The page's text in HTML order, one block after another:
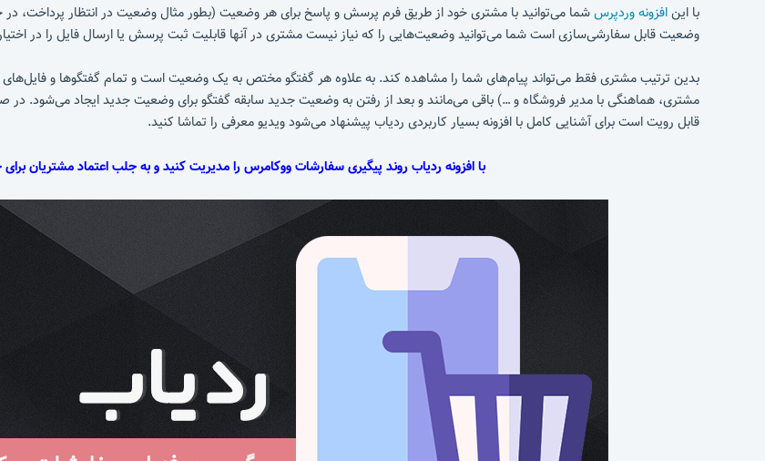
با اینافزونه وردپرسشما می‌توانید با مشتری خود از طریق فرم پرسش و پاسخ برای هر وضعیت (بطور مثال وضعیت در انتظار پرداخت، در
وضعیت قابل سفارشی‌سازی است شما می‌توانید وضعیت‌هایی را که نیاز نیست مشتری در آنها قابلیت ثبت پرسش یا ارسال فایل را در
بدین ترتیب مشتری فقط می‌تواند پیام‌های شما را مشاهده کند. به علاوه هر گفتگو مختص به یک وضعیت است و تمام گفتگوها و
مشتری، هماهنگی با مدیر فروشگاه و …) باقی می‌مانند و بعد از رفتن به وضعیت جدید سابقه گفتگو برای وضعیت جدید ایجاد می‌شود. در
قابل رویت است برای آشنایی کامل با افزونه بسیار کاربردی ردیاب پیشنهاد می‌شود ویدیو معرفی را تماشا کنید.
با افزونه ردیاب روند پیگیری سفارشات ووکامرس را مدیریت کنید و به جلب اعتماد مشتریان